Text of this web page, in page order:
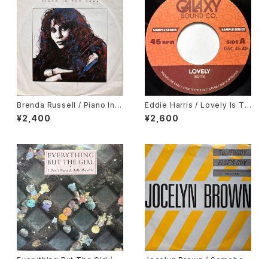
Brenda Russell / Piano In T
he Dark
¥2,400
Eddie Harris / Lovely Is To
day, Deodato / September
13
¥2,600